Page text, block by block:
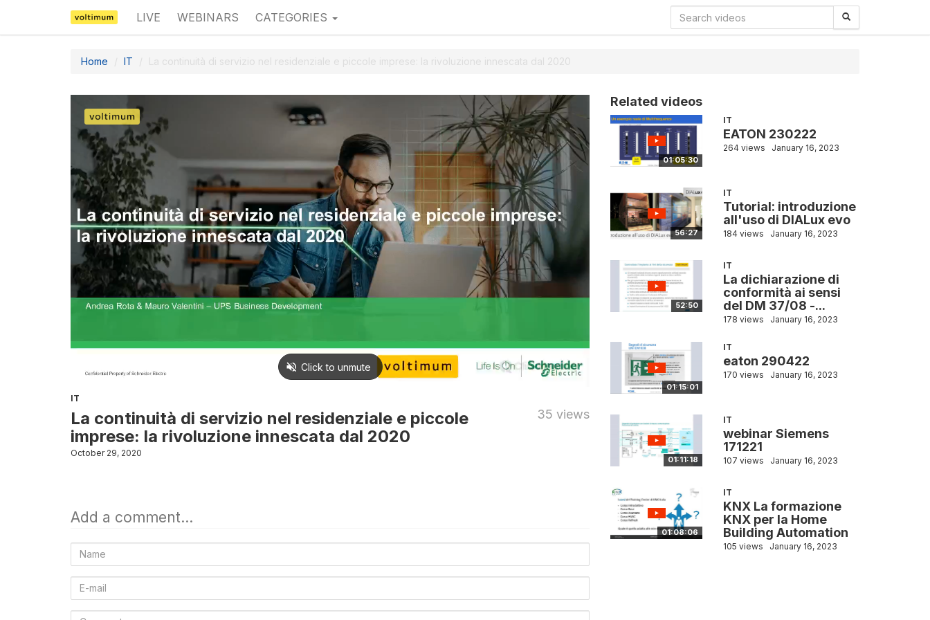
LIVE WEBINARS CATEGORIES
Home IT La continuità di servizio nel residenziale e piccole imprese: la rivoluzione innescata dal 2020
IT
La continuità di servizio nel residenziale e piccole
imprese: la rivoluzione innescata dal 2020
35 views
October 29, 2020
Add a comment...
Name
E-
Comment
Related videos
01:05:30
IT
EATON 230222
264 views January 16, 2023
56:27
IT
Tutorial: introduzione
all'uso di DIALux evo
184 views January 16, 2023
52:50
IT
La dichiarazione di
conformità ai sensi
del DM 37/08 -...
178 views January 16, 2023
01:15:01
IT
eaton 290422
170 views January 16, 2023
01:11:18
IT
webinar Siemens
171221
107 views January 16, 2023
01:08:06
IT
KNX La formazione
KNX per la Home
Building Automation
105 views January 16, 2023